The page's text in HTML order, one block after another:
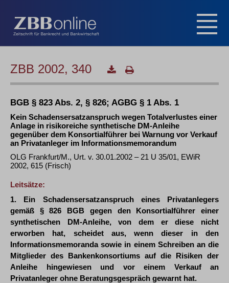
ZBB 2002, 340
BGB § 823 Abs. 2, § 826; AGBG § 1 Abs. 1
Kein Schadensersatzanspruch wegen Totalverlustes einer
Anlage in risikoreiche synthetische DM-Anleihe
gegenüber dem Konsortialführer bei Warnung vor Verkauf
an Privatanleger im Informationsmemorandum
OLG Frankfurt/M., Urt. v. 30.01.2002 – 21 U 35/01, EWiR
2002, 615 (Frisch)
Leitsätze:
1. Ein Schadensersatzanspruch eines Privatanlegers
gemäß § 826 BGB gegen den Konsortialführer einer
synthetischen DM-Anleihe, von dem er diese nicht
erworben hat, scheidet aus, wenn dieser in den
Informationsmemoranda sowie in einem Schreiben an die
Mitglieder des Bankenkonsortiums auf die Risiken der
Anleihe hingewiesen und vor einem Verkauf an
Privatanleger ohne Beratungsgespräch gewarnt hat.